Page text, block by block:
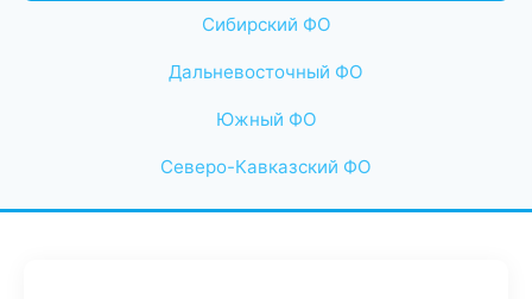
Сибирский ФО
Дальневосточный ФО
Южный ФО
Северо-Кавказский ФО